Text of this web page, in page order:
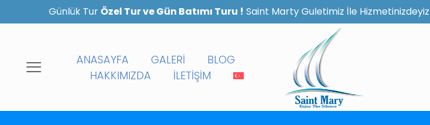
Günlük Tur Özel Tur ve Gün Batımı Turu ! Saint Marty Guletimiz İle
ANASAYFA GALERİ
BLOG
HAKKIMIZDA
İLETİŞİM